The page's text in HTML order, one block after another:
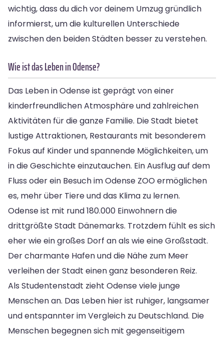
wichtig, dass du dich vor deinem Umzug gründlich
informierst, um die kulturellen Unterschiede
zwischen den beiden Städten besser zu verstehen.
Wie ist das Leben in Odense?
Das Leben in Odense ist geprägt von einer
kinderfreundlichen Atmosphäre und zahlreichen
Aktivitäten für die ganze Familie. Die Stadt bietet
lustige Attraktionen, Restaurants mit besonderem
Fokus auf Kinder und spannende Möglichkeiten, um
in die Geschichte einzutauchen. Ein Ausflug auf dem
Fluss oder ein Besuch im Odense ZOO ermöglichen
es, mehr über Tiere und das Klima zu lernen.
Odense ist mit rund 180.000 Einwohnern die
drittgrößte Stadt Dänemarks. Trotzdem fühlt es sich
eher wie ein großes Dorf an als wie eine Großstadt.
Der charmante Hafen und die Nähe zum Meer
verleihen der Stadt einen ganz besonderen Reiz.
Als Studentenstadt zieht Odense viele junge
Menschen an. Das Leben hier ist ruhiger, langsamer
und entspannter im Vergleich zu Deutschland. Die
Menschen begegnen sich mit gegenseitigem